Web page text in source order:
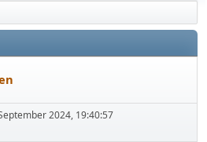
2024, 19:40:57